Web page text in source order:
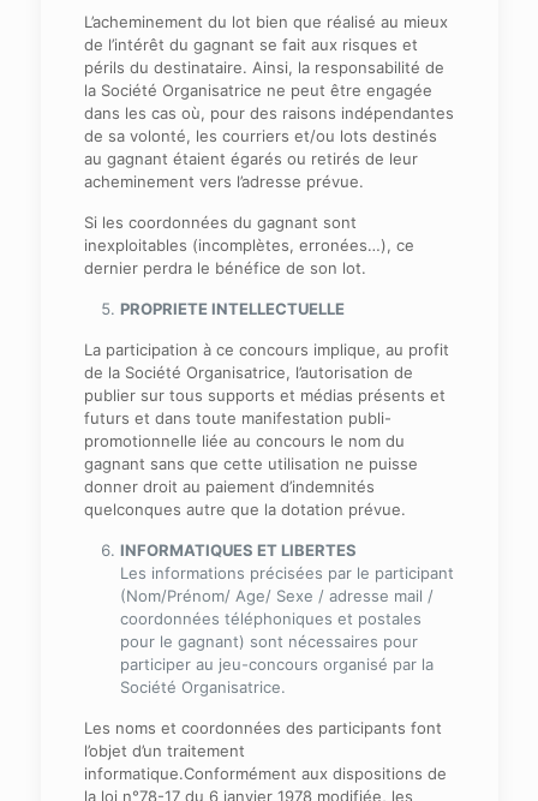
L’acheminement du lot bien que réalisé au mieux
de l’intérêt du gagnant se fait aux risques et
périls du destinataire. Ainsi, la responsabilité de
la Société Organisatrice ne peut être engagée
dans les cas où, pour des raisons indépendantes
de sa volonté, les courriers et/ou lots destinés
au gagnant étaient égarés ou retirés de leur
acheminement vers l’adresse prévue.
Si les coordonnées du gagnant sont
inexploitables (incomplètes, erronées…), ce
dernier perdra le bénéfice de son lot.
PROPRIETE INTELLECTUELLE
La participation à ce concours implique, au profit
de la Société Organisatrice, l’autorisation de
publier sur tous supports et médias présents et
futurs et dans toute manifestation publi-
promotionnelle liée au concours le nom du
gagnant sans que cette utilisation ne puisse
donner droit au paiement d’indemnités
quelconques autre que la dotation prévue.
INFORMATIQUES ET LIBERTES
Les informations précisées par le participant
(Nom/Prénom/ Age/ Sexe / adresse mail /
coordonnées téléphoniques et postales
pour le gagnant) sont nécessaires pour
participer au jeu-concours organisé par la
Société Organisatrice.
Les noms et coordonnées des participants font
l’objet d’un traitement
informatique.Conformément aux dispositions de
la loi n°78-17 du 6 janvier 1978 modifiée, les